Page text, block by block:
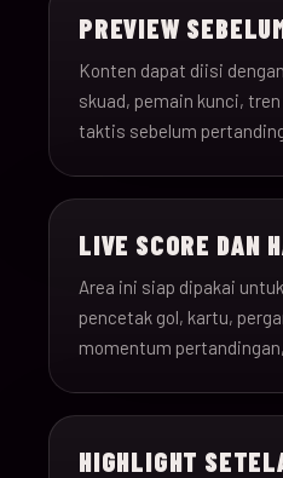
014
26
15-Jun-
26
016
15-Jun-
017
16-Jun-
018
26
PREVIEW
Konten dapat diisi
skuad, pemain kunci,
taktis sebelum
LIVE SCORE DAN
Area ini siap dipakai
pencetak gol, kartu,
momentum
HIGHLIGHT